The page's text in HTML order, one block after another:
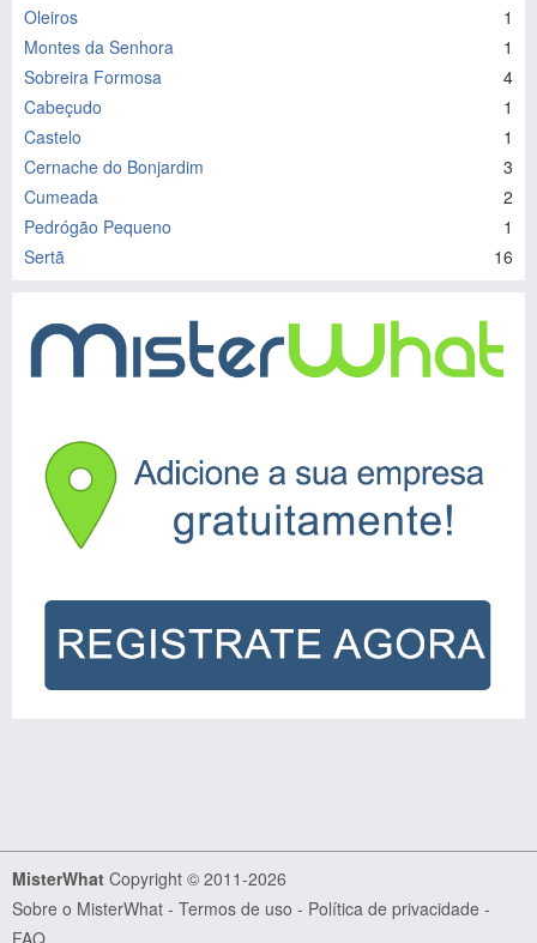
Oleiros
1
Montes da Senhora
1
Sobreira Formosa
4
Cabeçudo
1
Castelo
1
Cernache do Bonjardim
3
Cumeada
2
Pedrógão Pequeno
1
Sertã
16
MisterWhat Copyright © 2011-2026
Sobre o MisterWhat - Termos de uso - Política de privacidade -